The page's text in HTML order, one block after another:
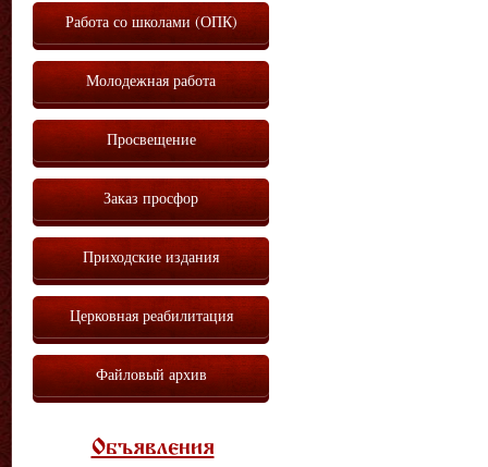
Работа со школами (ОПК)
Молодежная работа
Просвещение
Заказ просфор
Приходские издания
Церковная реабилитация
Файловый архив
Объявления